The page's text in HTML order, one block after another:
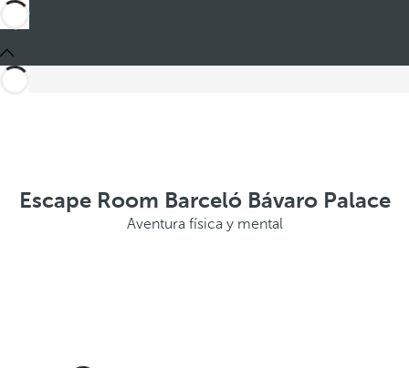
Escape Room Barceló Bávaro Palace
Aventura física y mental